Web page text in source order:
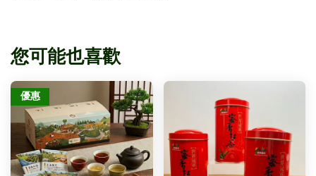
您可能也喜歡
優惠